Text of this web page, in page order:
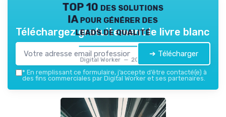
TOP 10 des solutions
IA pour générer des
leads de qualité
Digital Worker — 2026
Téléchargez gratuitement le livre blanc
➔ Télécharger
* En remplissant ce formulaire, j’accepte d’être contacté(e) à
des fins commerciales par Digital Worker et ses partenaires.